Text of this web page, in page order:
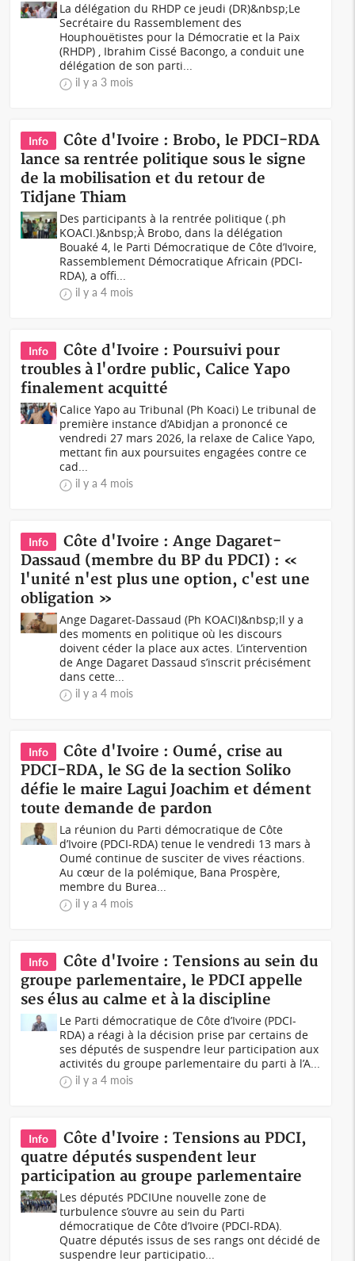
La délégation du RHDP ce jeudi (DR)&nbsp;Le
Secrétaire du Rassemblement des
Houphouëtistes pour la Démocratie et la Paix
(RHDP) , Ibrahim Cissé Bacongo, a conduit une
délégation de son parti...
il y a 3 mois
Info
Côte d'Ivoire : Brobo, le PDCI-RDA
lance sa rentrée politique sous le signe
de la mobilisation et du retour de
Tidjane Thiam
Des participants à la rentrée politique (.ph
KOACI.)&nbsp;À Brobo, dans la délégation
Bouaké 4, le Parti Démocratique de Côte d’Ivoire,
Rassemblement Démocratique Africain (PDCI-
RDA), a offi...
il y a 4 mois
Info
Côte d'Ivoire : Poursuivi pour
troubles à l'ordre public, Calice Yapo
finalement acquitté
Calice Yapo au Tribunal (Ph Koaci) Le tribunal de
première instance d’Abidjan a prononcé ce
vendredi 27 mars 2026, la relaxe de Calice Yapo,
mettant fin aux poursuites engagées contre ce
cad...
il y a 4 mois
Info
Côte d'Ivoire : Ange Dagaret-
Dassaud (membre du BP du PDCI) : «
l'unité n'est plus une option, c'est une
obligation »
Ange Dagaret-Dassaud (Ph KOACI)&nbsp;Il y a
des moments en politique où les discours
doivent céder la place aux actes. L’intervention
de Ange Dagaret Dassaud s’inscrit précisément
dans cette...
il y a 4 mois
Info
Côte d'Ivoire : Oumé, crise au
PDCI-RDA, le SG de la section Soliko
défie le maire Lagui Joachim et dément
toute demande de pardon
La réunion du Parti démocratique de Côte
d’Ivoire (PDCI-RDA) tenue le vendredi 13 mars à
Oumé continue de susciter de vives réactions.
Au cœur de la polémique, Bana Prospère,
membre du Burea...
il y a 4 mois
Info
Côte d'Ivoire : Tensions au sein du
groupe parlementaire, le PDCI appelle
ses élus au calme et à la discipline
Le Parti démocratique de Côte d’Ivoire (PDCI-
RDA) a réagi à la décision prise par certains de
ses députés de suspendre leur participation aux
activités du groupe parlementaire du parti à l’A...
il y a 4 mois
Info
Côte d'Ivoire : Tensions au PDCI,
quatre députés suspendent leur
participation au groupe parlementaire
Les députés PDCIUne nouvelle zone de
turbulence s’ouvre au sein du Parti
démocratique de Côte d’Ivoire (PDCI-RDA).
Quatre députés issus de ses rangs ont décidé de
suspendre leur participatio...